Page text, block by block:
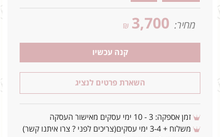
מחיר: 3,700
₪
קנה עכשיו
השארת פרטים לנציג
זמן אספקה: 3 - 10 ימי עסקים מאישור העסקה
משלוח + 3-4 ימי עסקים(צריכים לפני ? צרו איתנו קשר)